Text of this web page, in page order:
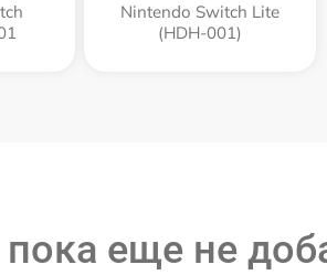
Nintendo Switch Lite
(HDH-001)
еще не